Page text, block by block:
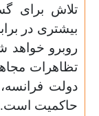
تلاش برای
بیشتری در
روبرو خواهد
تظاهرات
دولت
حاکمیت است.